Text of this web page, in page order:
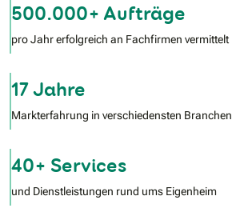
500.000+ Aufträge
pro Jahr erfolgreich an Fachfirmen vermittelt
17 Jahre
Markterfahrung in verschiedensten Branchen
40+ Services
und Dienstleistungen rund ums Eigenheim